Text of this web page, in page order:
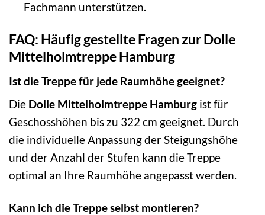
Fachmann unterstützen.
FAQ: Häufig gestellte Fragen zur Dolle
Mittelholmtreppe Hamburg
Ist die Treppe für jede Raumhöhe geeignet?
Die Dolle Mittelholmtreppe Hamburg ist für
Geschosshöhen bis zu 322 cm geeignet. Durch
die individuelle Anpassung der Steigungshöhe
und der Anzahl der Stufen kann die Treppe
optimal an Ihre Raumhöhe angepasst werden.
Kann ich die Treppe selbst montieren?